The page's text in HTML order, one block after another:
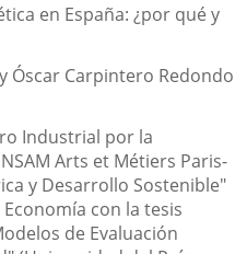
en España: ¿por qué y
Óscar Carpintero Redondo
Industrial por la
Arts et Métiers Paris-
y Desarrollo Sostenible"
con la tesis
de Evaluación